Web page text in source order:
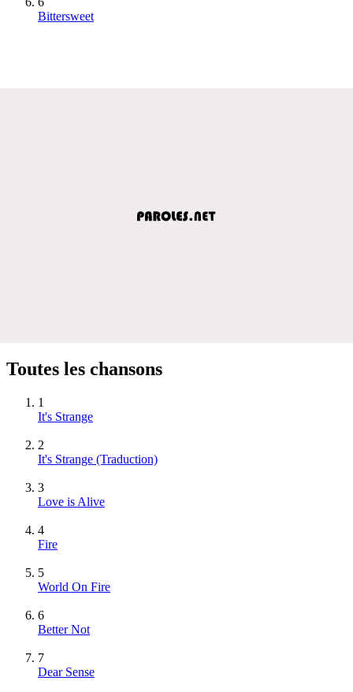
Bittersweet
Toutes les chansons
1
It's Strange
2
It's Strange (Traduction)
3
Love is Alive
4
Fire
5
World On Fire
6
Better Not
7
Dear Sense